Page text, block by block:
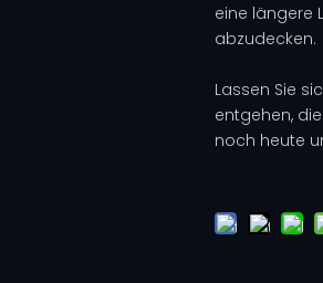
eine längere
abzudecken.
Lassen Sie
entgehen,
noch heute